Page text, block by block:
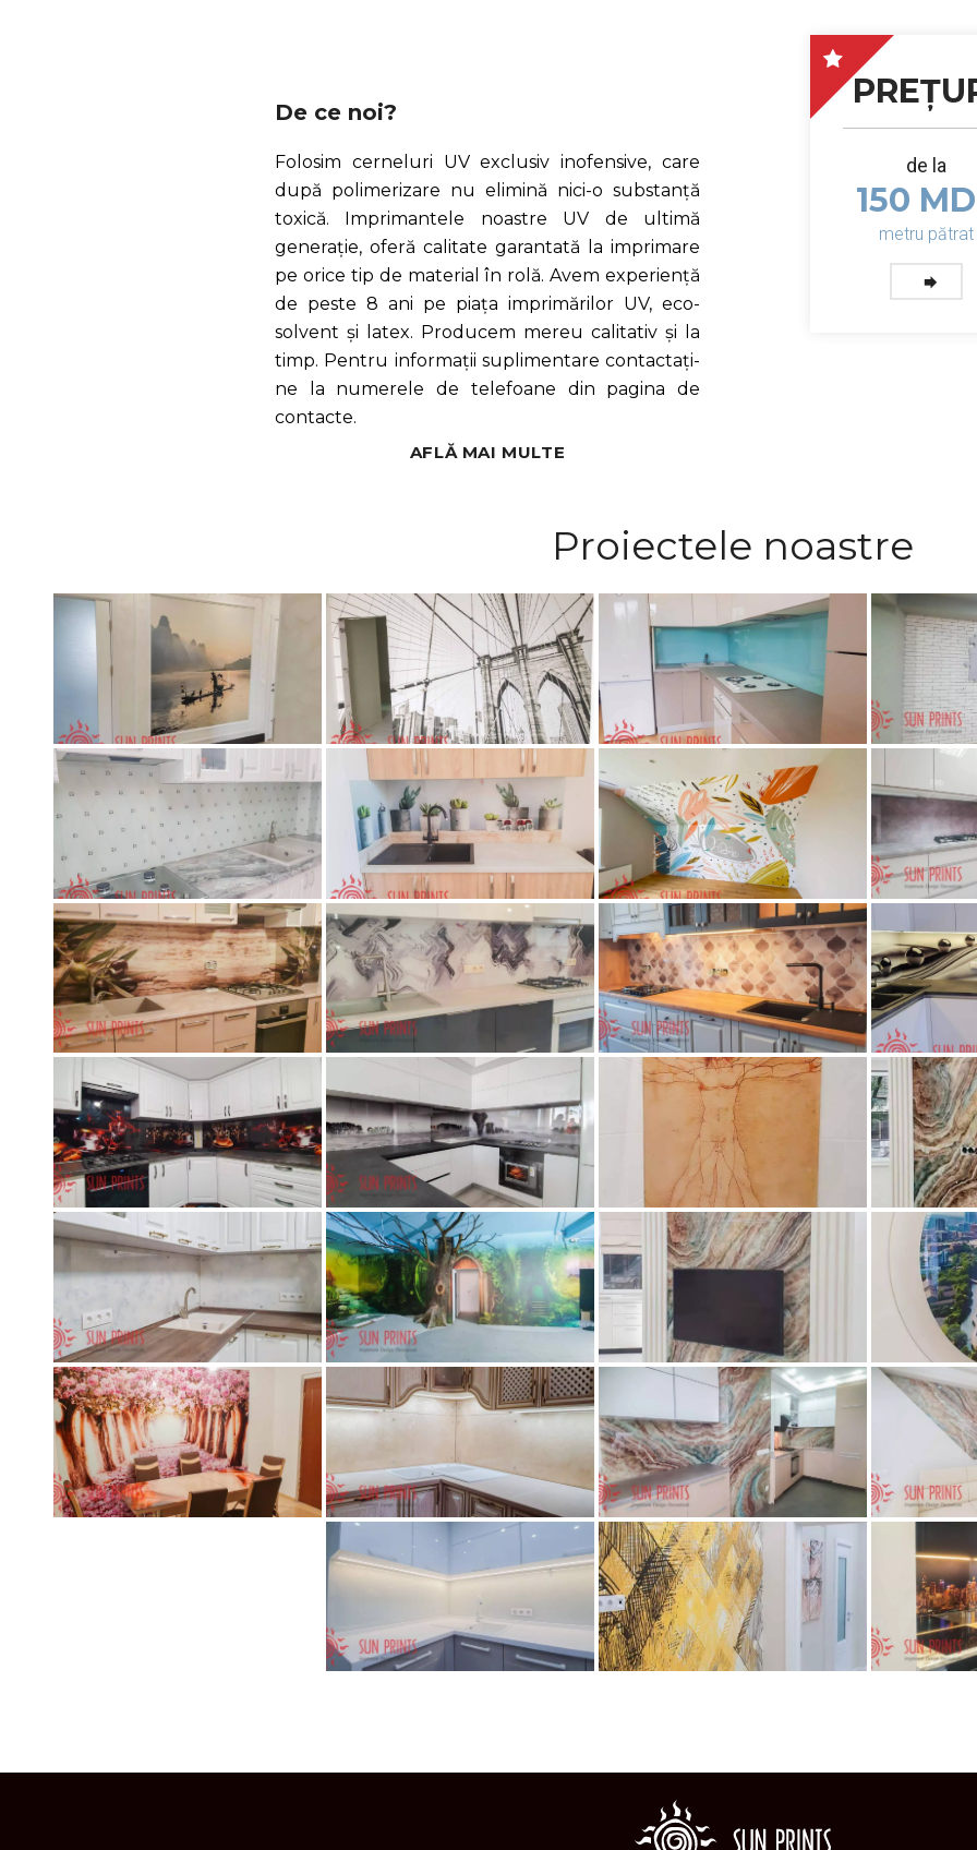
De ce noi?
Folosim cerneluri UV exclusiv inofensive, care
după polimerizare nu elimină nici-o substanță
toxică. Imprimantele noastre UV de ultimă
generație, oferă calitate garantată la imprimare
pe orice tip de material în rolă. Avem experiență
de peste 8 ani pe piața imprimărilor UV, eco-
solvent și latex. Producem mereu calitativ și la
timp. Pentru informații suplimentare contactați-
ne la numerele de telefoane din pagina de
contacte.
AFLĂ MAI MULTE
de la
150
metru pătrat
Proiectele noastre